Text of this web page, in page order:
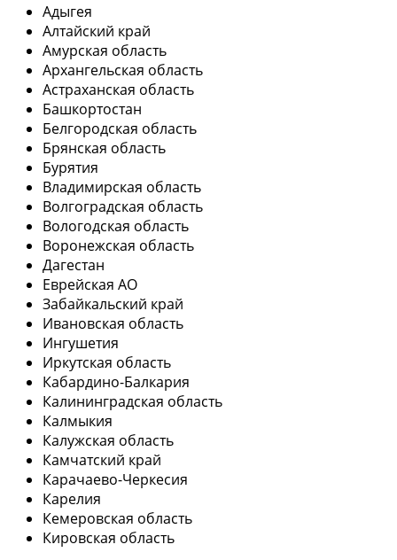
Адыгея
Алтайский край
Амурская область
Архангельская область
Астраханская область
Башкортостан
Белгородская область
Брянская область
Бурятия
Владимирская область
Волгоградская область
Вологодская область
Воронежская область
Дагестан
Еврейская АО
Забайкальский край
Ивановская область
Ингушетия
Иркутская область
Кабардино-Балкария
Калининградская область
Калмыкия
Калужская область
Камчатский край
Карачаево-Черкесия
Карелия
Кемеровская область
Кировская область